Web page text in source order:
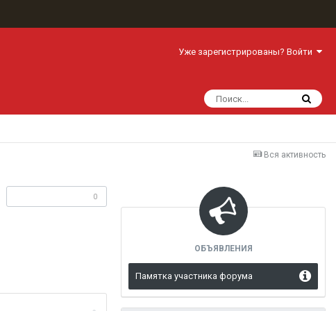
Уже зарегистрированы? Войти
Вся активность
0
ОБЪЯВЛЕНИЯ
Памятка участника форума